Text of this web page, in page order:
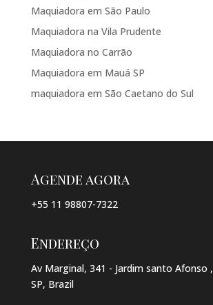
Maquiadora em São Paulo
Maquiadora na Vila Prudente
Maquiadora no Carrão
Maquiadora em Mauá SP
maquiadora em São Caetano do Sul
Agende agora
+55 11 98807-7322
Endereço
Av Marginal, 341 - Jardim santo Afonso
SP, Brazil